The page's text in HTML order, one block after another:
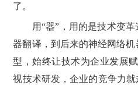
了。
用“器”，用的是技术变革
器翻译，到后来的神经网络
型，始终让技术为企业发展
视技术研发，企业的竞争力就